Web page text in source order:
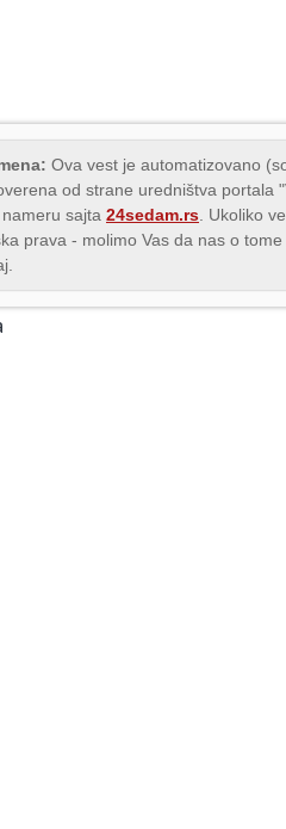
Ova vest je automatizovano
od strane uredništva portala
sajta 24sedam.rs . Ukoliko
prava - molimo Vas da nas o tome